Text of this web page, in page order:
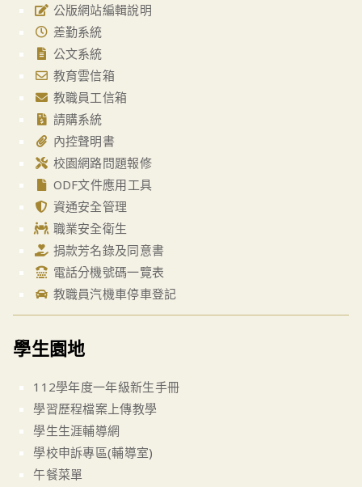
公版網站編輯說明
差勤系統
公文系統
教育雲信箱
教職員工信箱
請購系統
內控聲明書
校園網路問題報修
ODF文件應用工具
資通安全管理
職業安全衛生
捐款芳名錄及同意書
電話分機號碼一覽表
教職員汽機車停車登記
學生園地
112學年度一年級新生手冊
學習歷程檔案上傳教學
學生生涯輔導網
學校申訴專區(輔導室)
午餐菜單